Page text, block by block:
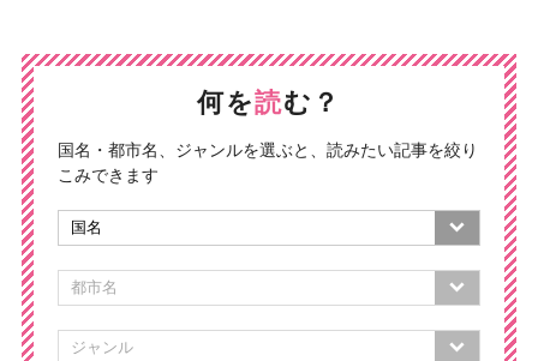
何を読む？
国名・都市名、ジャンルを選ぶと、読みたい記事を絞り
こみできます